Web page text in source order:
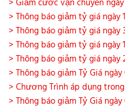
> Giảm cước vận chuyển
> Thông báo giảm tỷ giá ngày
> Thông báo giảm tỷ giá ngày
> Thông báo giảm tỷ giá ngày
> Thông báo giảm tỷ giá ngày
> Thông báo giảm Tỷ Giá ngày
> Chương Trình áp dụng
> Thông báo giảm Tỷ Giá ngày